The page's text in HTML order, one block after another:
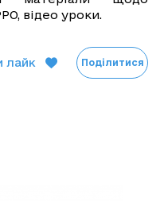
відео уроки.
лайк Поділитися